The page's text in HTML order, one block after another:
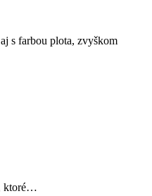
s farbou plota, zvyškom
ktoré…